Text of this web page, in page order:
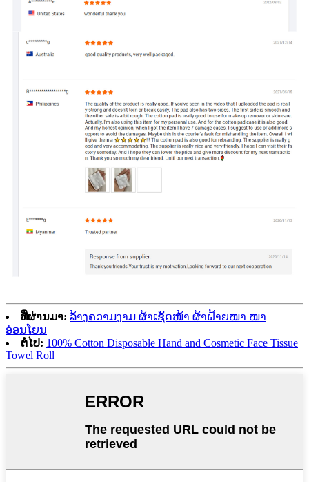
ທີ່ຜ່ານມາ: ລ້າງຄວາມງາມ ຜ້າເຊັດໜ້າ ຜ້າຝ້າຍໜາ ໜາ
ອ່ອນໂຍນ
ຕໍ່ໄປ: 100% Cotton Disposable Hand and Cosmetic Face Tissue
Towel Roll